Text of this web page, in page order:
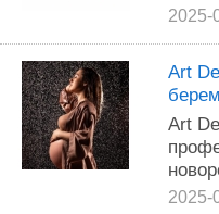
2025-
Art
Art
2025-